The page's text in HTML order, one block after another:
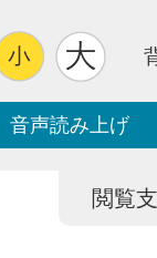
音声読み上げ
閲覧